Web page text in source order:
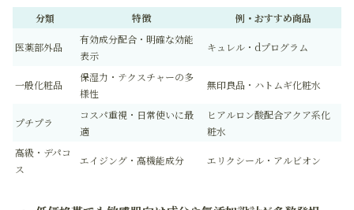
分類 特徴 例・おすすめ商品
医薬部外品
有効成分配合・明確な効能
表示
キュレル・dプログラム
一般化粧品
保湿力・テクスチャーの多
様性
無印良品・ハトムギ化粧水
プチプラ
コスパ重視・日常使いに最
適
ヒアルロン酸配合アクア系化
粧水
高級・デパコ
ス
エイジング・高機能成分 エリクシール・アルビオン